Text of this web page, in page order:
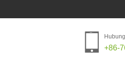
+86-